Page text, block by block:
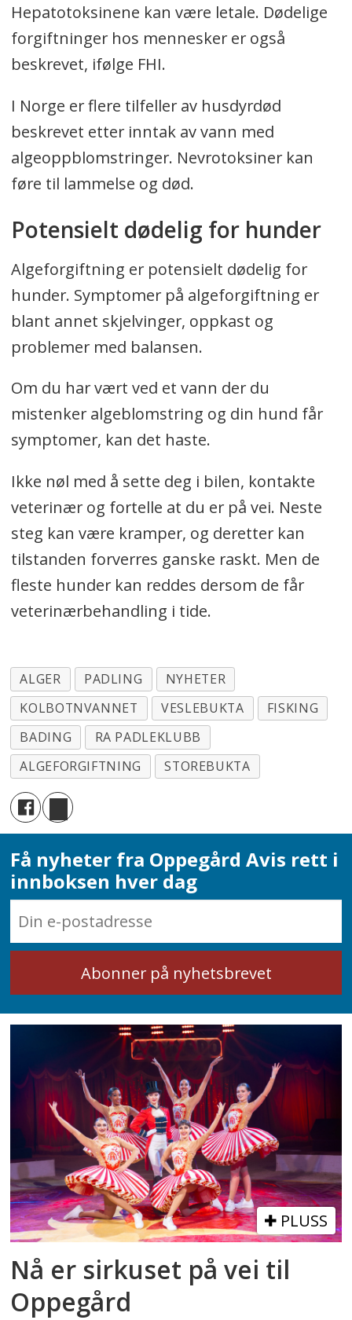
Hepatotoksinene kan være letale. Dødelige
forgiftninger hos mennesker er også
beskrevet, ifølge FHI.
I Norge er flere tilfeller av husdyrdød
beskrevet etter inntak av vann med
algeoppblomstringer. Nevrotoksiner kan
føre til lammelse og død.
Potensielt dødelig for hunder
Algeforgiftning er potensielt dødelig for
hunder. Symptomer på algeforgiftning er
blant annet skjelvinger, oppkast og
problemer med balansen.
Om du har vært ved et vann der du
mistenker algeblomstring og din hund får
symptomer, kan det haste.
Ikke nøl med å sette deg i bilen, kontakte
veterinær og fortelle at du er på vei. Neste
steg kan være kramper, og deretter kan
tilstanden forverres ganske raskt. Men de
fleste hunder kan reddes dersom de får
veterinærbehandling i tide.
ALGER PADLING
NYHETER
KOLBOTNVANNET
VESLEBUKTA
FISKING
BADING
RA PADLEKLUBB
ALGEFORGIFTNING
STOREBUKTA
Få nyheter fra Oppegård Avis rett i
innboksen hver dag
PLUSS
Nå er sirkuset på vei til
Oppegård